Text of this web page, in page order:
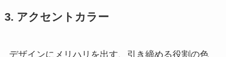
3. アクセントカラー
デザインにメリハリを出す、引き締める役割の色